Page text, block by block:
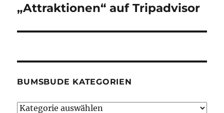
Beitrag:
„Attraktionen“ auf Tripadvisor
BUMSBUDE KATEGORIEN
Bumsbude